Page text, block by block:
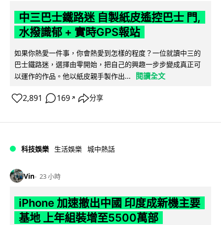
中三巴士鐵路迷 自製紙皮遙控巴士 門,
水撥識郁 + 實時GPS報站
如果你熱愛一件事，你會熱愛到怎樣的程度？一位就讀中三的
巴士鐵路迷，選擇由零開始，把自己的興趣一步步變成真正可
以運作的作品。他以紙皮親手製作出...
閱讀全文
2,891 169 ↗ 分享
科技娛樂 生活娛樂 城中熱話
Vin 23 小時
iPhone 加速撤出中國 印度成新機主要
基地 上年組裝增至5500萬部